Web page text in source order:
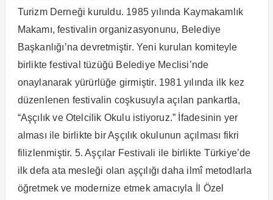
Turizm Derneği kuruldu. 1985 yılında Kaymakamlık
Makamı, festivalin organizasyonunu, Belediye
Başkanlığı’na devretmiştir. Yeni kurulan komiteyle
birlikte festival tüzüğü Belediye Meclisi’nde
onaylanarak yürürlüğe girmiştir. 1981 yılında ilk kez
düzenlenen festivalin coşkusuyla açılan pankartla,
“Aşçılık ve Otelcilik Okulu istiyoruz.” İfadesinin yer
alması ile birlikte bir Aşçılık okulunun açılması fikri
filizlenmiştir. 5. Aşçılar Festivali ile birlikte Türkiye’de
ilk defa ata mesleği olan aşçılığı daha ilmî metodlarla
öğretmek ve modernize etmek amacıyla İl Özel